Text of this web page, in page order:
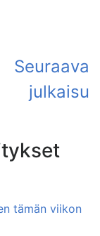
tämän viikon